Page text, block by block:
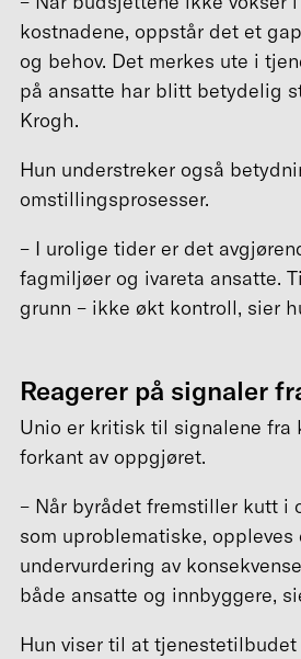
kostnadene, oppstår det et
og behov. Det merkes ute i
på ansatte har blitt betydelig
Krogh.
Hun understreker også
omstillingsprosesser.
– I urolige tider er det
fagmiljøer og ivareta ansatte.
grunn – ikke økt kontroll, sier
Reagerer på signaler
Unio er kritisk til signalene fra
forkant av oppgjøret.
– Når byrådet fremstiller kutt i
som uproblematiske, oppleves
undervurdering av
både ansatte og innbyggere,
Hun viser til at